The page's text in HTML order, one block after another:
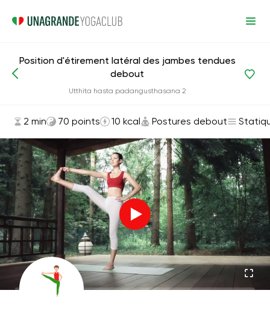
Postures debout
Position d'étirement latéral des jambes tendues
debout
Utthita hasta padangusthasana 2
2 min 70 points 10 kcal Postures debout